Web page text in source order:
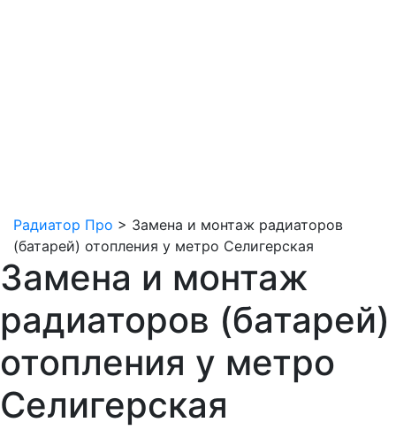
Радиатор Про > Замена и монтаж радиаторов
(батарей) отопления у метро Селигерская
Замена и монтаж
радиаторов (батарей)
отопления у метро
Селигерская